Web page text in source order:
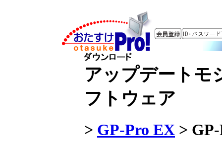
アップデートモ
フトウェア
> GP-Pro EX >